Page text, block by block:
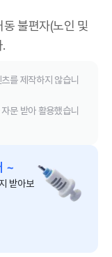
불편자(노인 및
를 제작하지 않습니
문 받아 활용했습니
~
받아보